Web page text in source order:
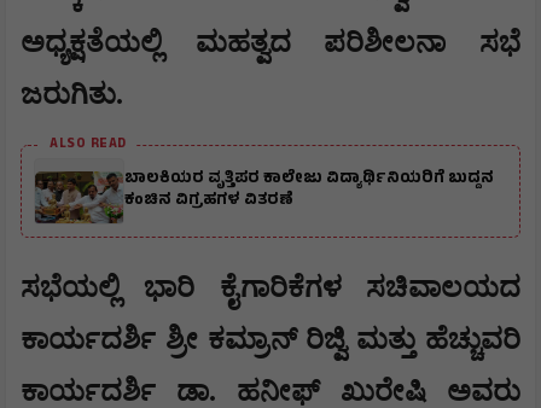
ಅಧ್ಯಕ್ಷತೆಯಲ್ಲಿ ಮಹತ್ವದ ಪರಿಶೀಲನಾ ಸಭೆ
ಜರುಗಿತು.
ALSO READ
ಬಾಲಕಿಯರ ವೃತ್ತಿಪರ ಕಾಲೇಜು ವಿದ್ಯಾರ್ಥಿನಿಯರಿಗೆ ಬುದ್ದನ
ಕಂಚಿನ ವಿಗ್ರಹಗಳ ವಿತರಣೆ
​ಸಭೆಯಲ್ಲಿ ಭಾರಿ ಕೈಗಾರಿಕೆಗಳ ಸಚಿವಾಲಯದ
ಕಾರ್ಯದರ್ಶಿ ಶ್ರೀ ಕಮ್ರಾನ್ ರಿಜ್ವಿ ಮತ್ತು ಹೆಚ್ಚುವರಿ
ಕಾರ್ಯದರ್ಶಿ ಡಾ. ಹನೀಫ್ ಖುರೇಷಿ ಅವರು